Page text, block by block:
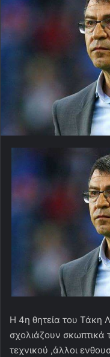
Η 4η θητεία του Τάκη
σχολιάζουν σκωπτικά
τεχνικού ,άλλοι